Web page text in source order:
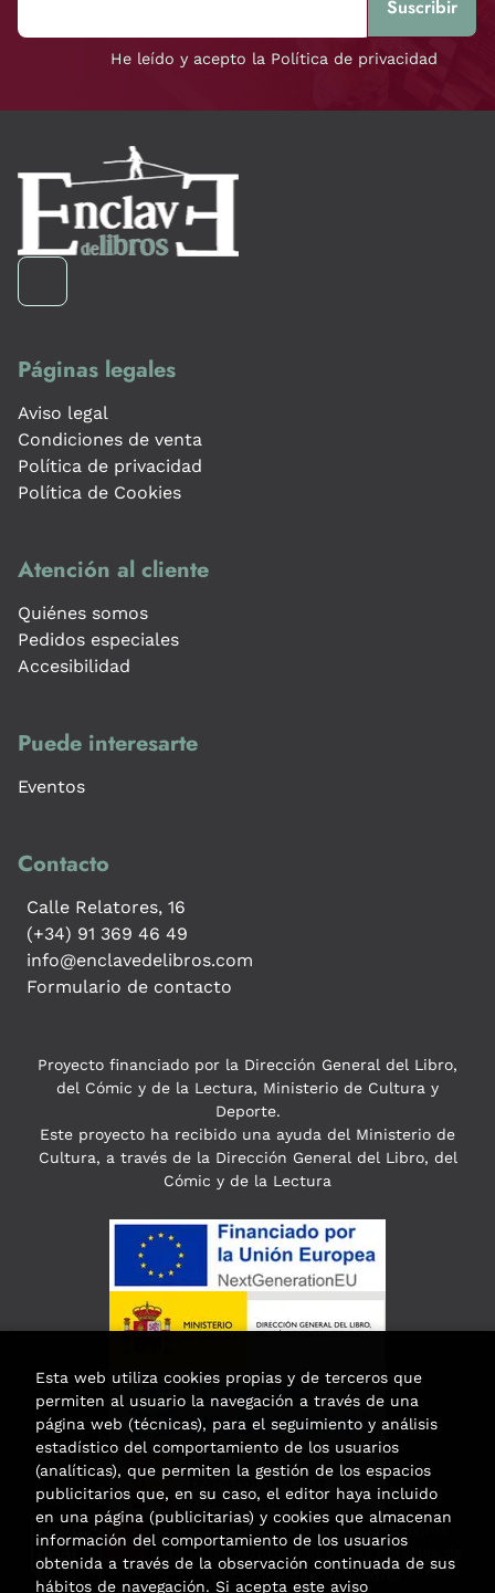
He leído y acepto la Política de privacidad
Páginas legales
Aviso legal
Condiciones de venta
Política de privacidad
Política de Cookies
Atención al cliente
Quiénes somos
Pedidos especiales
Accesibilidad
Puede interesarte
Eventos
Contacto
Calle Relatores, 16
(+34) 91 369 46 49
info@enclavedelibros.com
Formulario de contacto
Proyecto financiado por la Dirección General del Libro,
del Cómic y de la Lectura, Ministerio de Cultura y
Deporte.
Este proyecto ha recibido una ayuda del Ministerio de
Cultura, a través de la Dirección General del Libro, del
Cómic y de la Lectura
Esta actividad ha recibido una ayuda
para la modernización de las librerías de
la Comunidad de Madrid
Esta web utiliza cookies propias y de terceros que
permiten al usuario la navegación a través de una
página web (técnicas), para el seguimiento y análisis
estadístico del comportamiento de los usuarios
(analíticas), que permiten la gestión de los espacios
publicitarios que, en su caso, el editor haya incluido
en una página (publicitarias) y cookies que almacenan
información del comportamiento de los usuarios
obtenida a través de la observación continuada de sus
hábitos de navegación. Si acepta este aviso